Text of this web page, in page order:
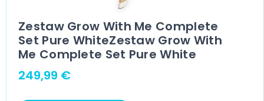
Zestaw Grow With Me Complete
Set Pure WhiteZestaw Grow With
Me Complete Set Pure White
249,99 €